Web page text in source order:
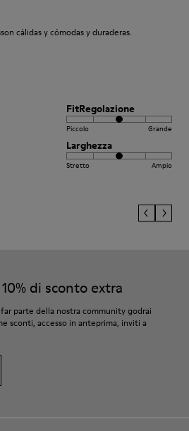
cálidas y cómodas y duraderas.
FitRegolazione
Piccolo Grande
Larghezza
Stretto Ampio
di sconto extra
parte della nostra community godrai
sconti, accesso in anteprima, inviti a